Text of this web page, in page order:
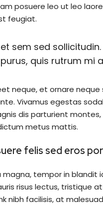
posuere leo ut leo
feugiat.
sem sed
quis rutrum mi
neque, et ornare
Vivamus egestas
dis parturient
metus mattis.
felis sed eros
tempor in blandit
risus lectus, tristique
nibh facilisis, at